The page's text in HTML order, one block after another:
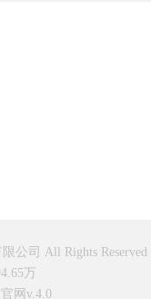
公司 All Rights Reserved
万
网v.4.0